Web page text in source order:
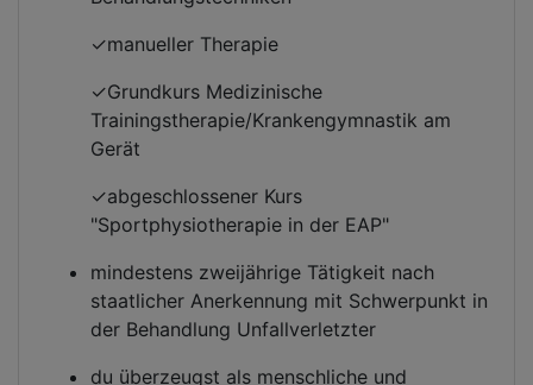
✓manueller Therapie
✓Grundkurs Medizinische
Trainingstherapie/Krankengymnastik am
Gerät
✓abgeschlossener Kurs
"Sportphysiotherapie in der EAP"
mindestens zweijährige Tätigkeit nach
staatlicher Anerkennung mit Schwerpunkt in
der Behandlung Unfallverletzter
du überzeugst als menschliche und